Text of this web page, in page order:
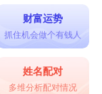
财富运势
抓住机会做个有钱人
姓名配对
多维分析配对情况